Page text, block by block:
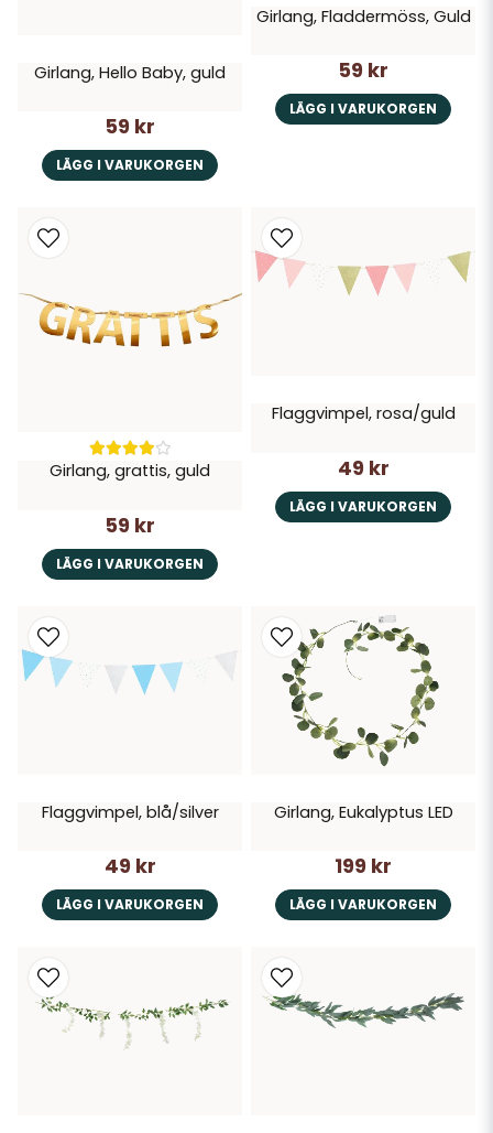
Girlang, Hello Baby, guld
59 kr
LÄGG I VARUKORGEN
Girlang, Fladdermöss, Guld
59 kr
LÄGG I VARUKORGEN
Girlang, grattis, guld
59 kr
LÄGG I VARUKORGEN
Flaggvimpel, rosa/guld
49 kr
LÄGG I VARUKORGEN
Flaggvimpel, blå/silver
49 kr
LÄGG I VARUKORGEN
Girlang, Eukalyptus LED
199 kr
LÄGG I VARUKORGEN